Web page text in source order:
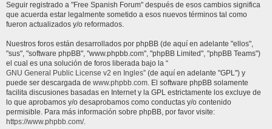
Seguir registrado a "Free Spanish Forum" después de esos cambios significa
que acuerda estar legalmente sometido a esos nuevos términos tal como
fueron actualizados y/o reformados.
Nuestros foros están desarrollados por phpBB (de aquí en adelante "ellos",
"sus", "software phpBB", "www.phpbb.com", "phpBB Limited", "phpBB Teams")
el cual es una solución de foros liberada bajo la “
GNU General Public License v2 en Ingles” (de aquí en adelante "GPL") y
puede ser descargada de www.phpbb.com. El software phpBB solamente
facilita discusiones basadas en Internet y la GPL estrictamente los excluye de
lo que aprobamos y/o desaprobamos como conductas y/o contenido
permisible. Para más información sobre phpBB, por favor visite:
https://www.phpbb.com/.